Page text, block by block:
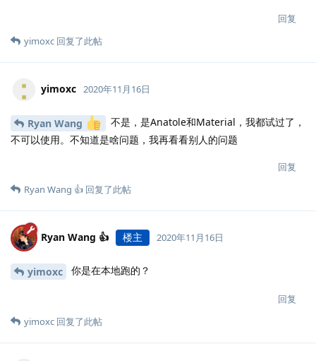
回复
yimoxc 回复了此帖
yimoxc 2020年11月16日
Ryan Wang
不是，是Anatole和Material，我都试过了，
不可以使用。不知道是啥问题，我再看看别人的问题
回复
Ryan Wang 👍 回复了此帖
Ryan Wang 👍 楼主 2020年11月16日
yimoxc 你是在本地跑的？
回复
yimoxc 回复了此帖